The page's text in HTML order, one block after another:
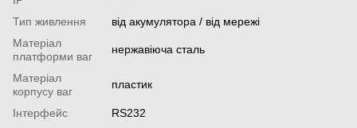
Тип живлення
від акумулятора / від мережі
Матеріал
платформи ваг
нержавіюча сталь
Матеріал
корпусу ваг
пластик
Інтерфейс
RS232